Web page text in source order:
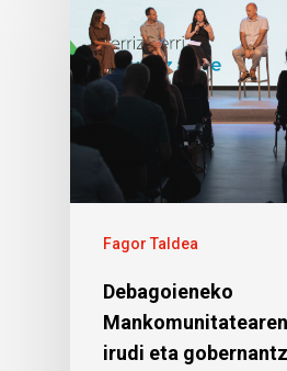
Fagor Taldea
Debagoieneko
irudi eta